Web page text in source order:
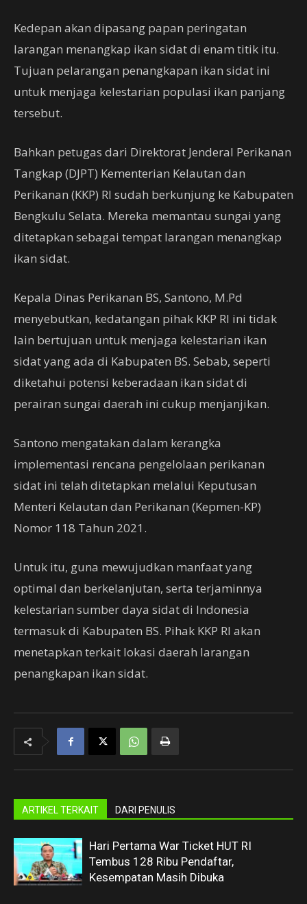
Kedepan akan dipasang papan peringatan
larangan menangkap ikan sidat di enam titik itu.
Tujuan pelarangan penangkapan ikan sidat ini
untuk menjaga kelestarian populasi ikan panjang
tersebut.
Bahkan petugas dari Direktorat Jenderal Perikanan
Tangkap (DJPT) Kementerian Kelautan dan
Perikanan (KKP) RI sudah berkunjung ke Kabupaten
Bengkulu Selata. Mereka memantau sungai yang
ditetapkan sebagai tempat larangan menangkap
ikan sidat.
Kepala Dinas Perikanan BS, Santono, M.Pd
menyebutkan, kedatangan pihak KKP RI ini tidak
lain bertujuan untuk menjaga kelestarian ikan
sidat yang ada di Kabupaten BS. Sebab, seperti
diketahui potensi keberadaan ikan sidat di
perairan sungai daerah ini cukup menjanjikan.
Santono mengatakan dalam kerangka
implementasi rencana pengelolaan perikanan
sidat ini telah ditetapkan melalui Keputusan
Menteri Kelautan dan Perikanan (Kepmen-KP)
Nomor 118 Tahun 2021.
Untuk itu, guna mewujudkan manfaat yang
optimal dan berkelanjutan, serta terjaminnya
kelestarian sumber daya sidat di Indonesia
termasuk di Kabupaten BS. Pihak KKP RI akan
menetapkan terkait lokasi daerah larangan
penangkapan ikan sidat.
ARTIKEL TERKAIT DARI PENULIS
Hari Pertama War Ticket HUT RI
Tembus 128 Ribu Pendaftar,
Kesempatan Masih Dibuka